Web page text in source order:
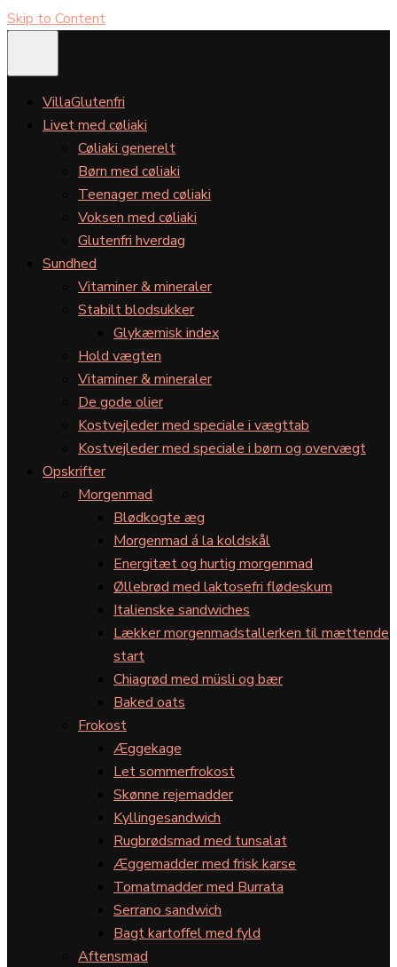
Skip to Content
VillaGlutenfri
Livet med cøliaki
Cøliaki generelt
Børn med cøliaki
Teenager med cøliaki
Voksen med cøliaki
Glutenfri hverdag
Sundhed
Vitaminer & mineraler
Stabilt blodsukker
Glykæmisk index
Hold vægten
Vitaminer & mineraler
De gode olier
Kostvejleder med speciale i vægttab
Kostvejleder med speciale i børn og overvægt
Opskrifter
Morgenmad
Blødkogte æg
Morgenmad á la koldskål
Energitæt og hurtig morgenmad
Øllebrød med laktosefri flødeskum
Italienske sandwiches
Lækker morgenmadstallerken til mættende
start
Chiagrød med müsli og bær
Baked oats
Frokost
Æggekage
Let sommerfrokost
Skønne rejemadder
Kyllingesandwich
Rugbrødsmad med tunsalat
Æggemadder med frisk karse
Tomatmadder med Burrata
Serrano sandwich
Bagt kartoffel med fyld
Aftensmad